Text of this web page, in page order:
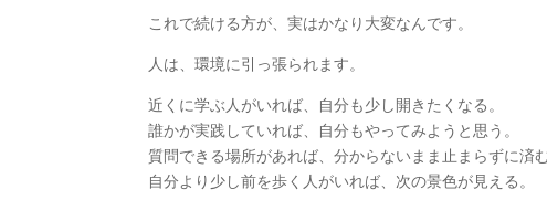
これで続ける方が、実はかなり大変なんです。
人は、環境に引っ張られます。
近くに学ぶ人がいれば、自分も少し開きたくなる。
誰かが実践していれば、自分もやってみようと思う。
質問できる場所があれば、分からないまま止まらずに済む
自分より少し前を歩く人がいれば、次の景色が見える。